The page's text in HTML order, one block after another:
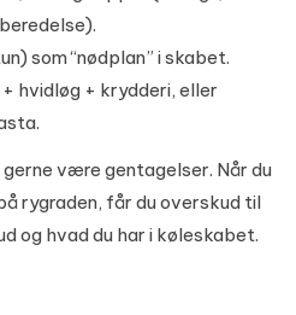
som “nødplan” i skabet.
+ hvidløg + krydderi, eller
være gentagelser. Når du
rygraden, får du overskud til
og hvad du har i køleskabet.